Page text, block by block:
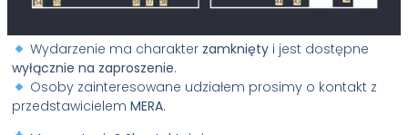
Wydarzenie ma charakter zamkniętyi jest dostępne
wyłącznie na zaproszenie.
Osoby zainteresowane udziałem prosimy o kontakt z
przedstawicielem MERA.